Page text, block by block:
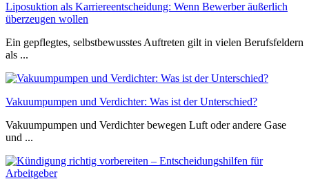
Liposuktion als Karriereentscheidung: Wenn Bewerber äußerlich
überzeugen wollen
Ein gepflegtes, selbstbewusstes Auftreten gilt in vielen Berufsfeldern
als ...
Vakuumpumpen und Verdichter: Was ist der Unterschied?
Vakuumpumpen und Verdichter bewegen Luft oder andere Gase
und ...